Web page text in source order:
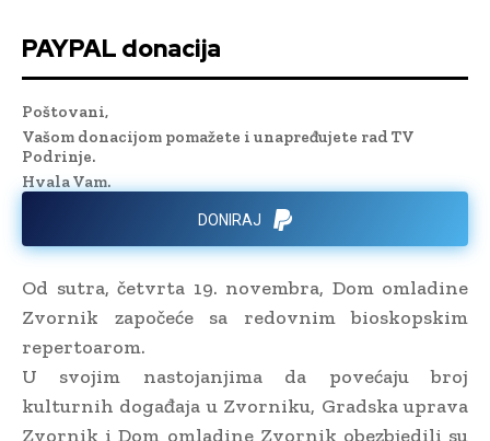
PAYPAL donacija
Poštovani,
Vašom donacijom pomažete i unapređujete rad TV
Podrinje.
Hvala Vam.
DONIRAJ
Od sutra, četvrta 19. novembra, Dom omladine
Zvornik započeće sa redovnim bioskopskim
repertoarom.
U svojim nastojanjima da povećaju broj
kulturnih događaja u Zvorniku, Gradska uprava
Zvornik i Dom omladine Zvornik obezbjedili su